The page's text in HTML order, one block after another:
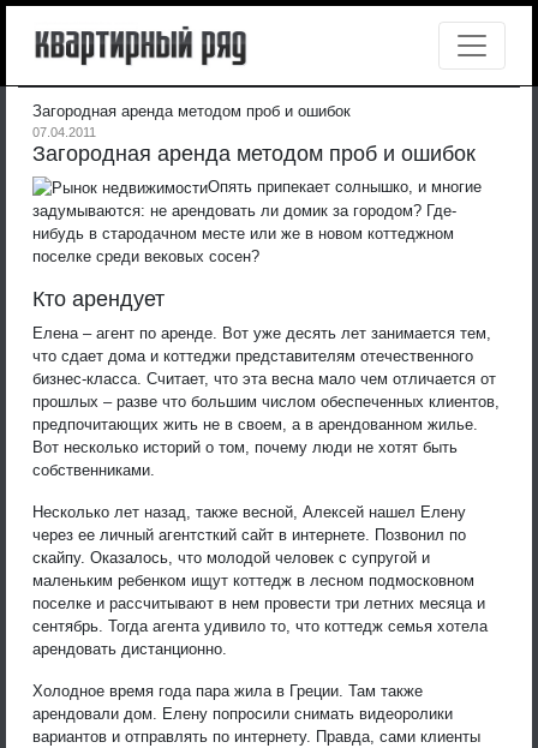
Загородная аренда методом проб и ошибок
07.04.2011
Загородная аренда методом проб и ошибок
Опять припекает солнышко, и многие
задумываются: не арендовать ли домик за городом? Где-
нибудь в стародачном месте или же в новом коттеджном
поселке среди вековых сосен?
Кто арендует
Елена – агент по аренде. Вот уже десять лет занимается тем,
что сдает дома и коттеджи представителям отечественного
бизнес-класса. Считает, что эта весна мало чем отличается от
прошлых – разве что большим числом обеспеченных клиентов,
предпочитающих жить не в своем, а в арендованном жилье.
Вот несколько историй о том, почему люди не хотят быть
собственниками.
Несколько лет назад, также весной, Алексей нашел Елену
через ее личный агентсткий сайт в интернете. Позвонил по
скайпу. Оказалось, что молодой человек с супругой и
маленьким ребенком ищут коттедж в лесном подмосковном
поселке и рассчитывают в нем провести три летних месяца и
сентябрь. Тогда агента удивило то, что коттедж семья хотела
арендовать дистанционно.
Холодное время года пара жила в Греции. Там также
арендовали дом. Елену попросили снимать видеоролики
вариантов и отправлять по интернету. Правда, сами клиенты